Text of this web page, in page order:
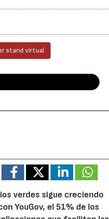
stand virtual
verdes sigue creciendo
YouGov, el 51% de los